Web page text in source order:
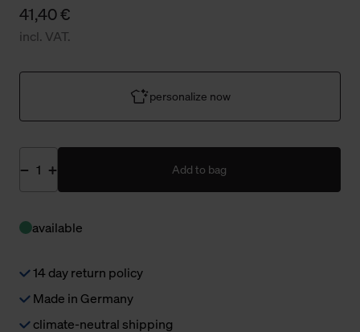
41,40 €
incl. VAT.
personalize now
Add to bag
available
14 day return policy
Made in Germany
climate-neutral shipping